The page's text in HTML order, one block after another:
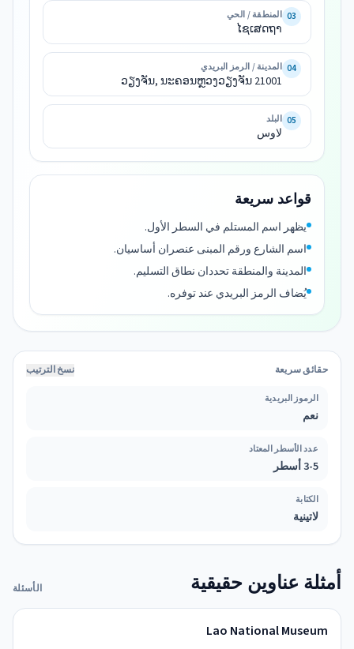
ວຽງຈັນ,
ນະຄອນຫຼວງ
ວຽງຈັນ
لاوس
03 المنطقة / الحي
ໄຊເສດຖາ
04 المدينة / الرمز البريدي
ວຽງຈັນ, ນະຄອນຫຼວງວຽງຈັນ 21001
05 البلد
لاوس
قواعد سريعة
يظهر اسم المستلم في السطر الأول.
اسم الشارع ورقم المبنى عنصران أساسيان.
المدينة والمنطقة تحددان نطاق التسليم.
يُضاف الرمز البريدي عند توفره.
حقائق سريعة نسخ الترتيب
الرموز البريدية
نعم
عدد الأسطر المعتاد
3-5 أسطر
الكتابة
لاتينية
أمثلة عناوين حقيقية الأسئلة
Lao National Museum